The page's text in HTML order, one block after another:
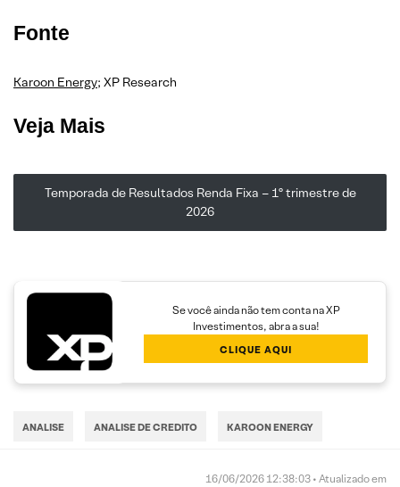
Fonte
Karoon Energy; XP Research
Veja Mais
Temporada de Resultados Renda Fixa – 1º trimestre de
2026
Se você ainda não tem conta na XP
Investimentos, abra a sua!
CLIQUE AQUI
ANALISE ANALISE DE CREDITO KAROON ENERGY
16/06/2026 12:38:03 • Atualizado em